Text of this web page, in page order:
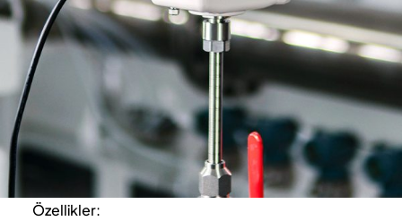
Özellikler: